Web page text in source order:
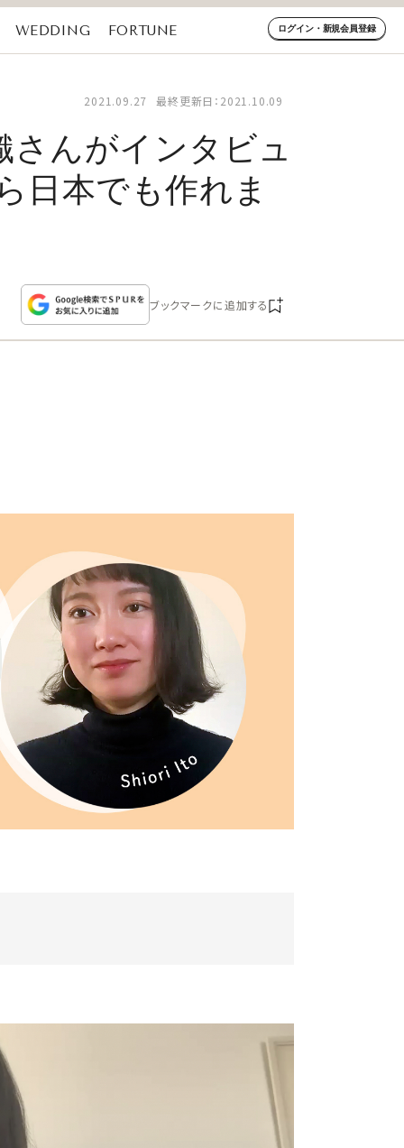
WEDDING FORTUNE ログイン・新規会員登録
2021.09.27 最終更新日：2021.10.09
さんがインタビュ
日本でも作れま
ブックマークに追加する